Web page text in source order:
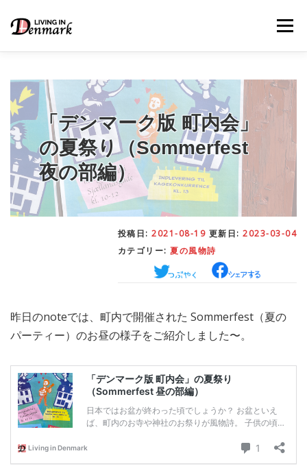
メニュー
LIFE TIPS– 生活便利帳 FOOD– ごはん事情
STUDY– 留学関連情報
WORK – デンマークの働き方
– 日本人の考察
MEDIA– メディア掲載 TRAVEL– 旅行
EVERYDAY
ABOUT US- サイトについて
「デンマーク版 町内会」
の夏祭り（Sommerfest
夜の部編）
投稿日: 2021-08-19 更新日: 2023-03-04
カテゴリー: 夏の風物詩
昨日のnoteでは、町内で開催された Sommerfest（夏の
パーティー）のお昼の様子をご紹介しました〜。